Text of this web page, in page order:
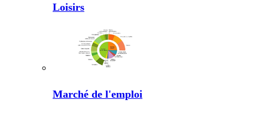
Loisirs
Marché de l'emploi